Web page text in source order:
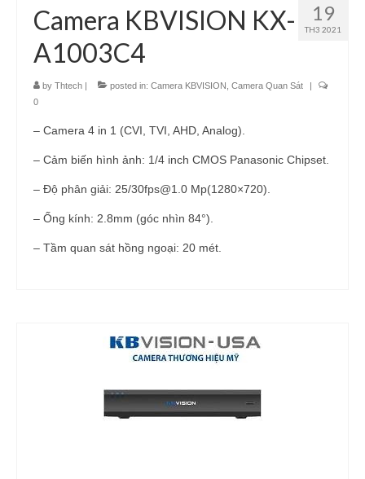
19
TH3 2021
Camera KBVISION KX-
A1003C4
by Thtech | posted in: Camera KBVISION Camera Quan Sát
|
0
– Camera 4 in 1 (CVI, TVI, AHD, Analog).
– Cảm biến hình ảnh: 1/4 inch CMOS Panasonic Chipset.
– Độ phân giải: 25/30fps@1.0 Mp(1280×720).
– Ống kính: 2.8mm (góc nhìn 84°).
– Tầm quan sát hồng ngoại: 20 mét.